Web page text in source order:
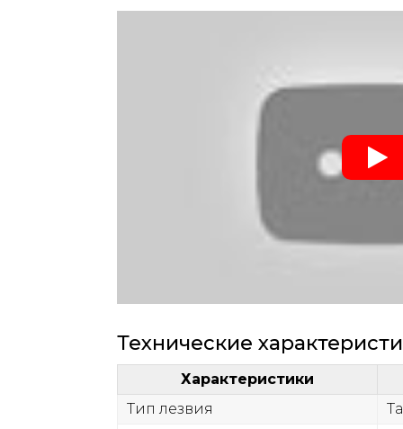
Технические
Характеристики
Тип лезвия